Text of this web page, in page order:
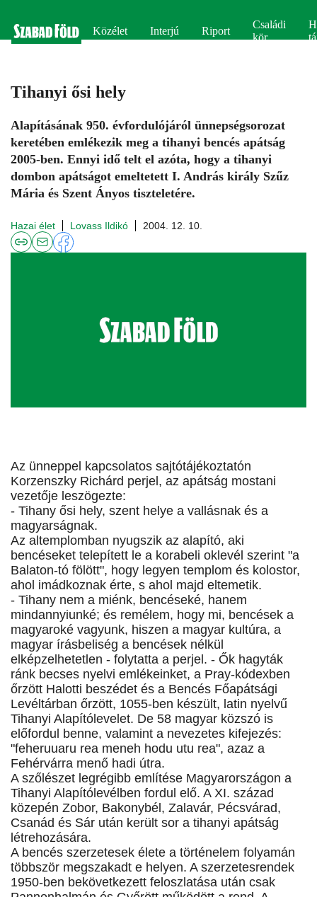
Közélet Interjú Riport
Családi
kör
Tihanyi ősi hely
Alapításának 950. évfordulójáról ünnepségsorozat
keretében emlékezik meg a tihanyi bencés apátság
2005-ben. Ennyi idő telt el azóta, hogy a tihanyi
dombon apátságot emeltetett I. András király Szűz
Mária és Szent Ányos tiszteletére.
Hazai élet Lovass Ildikó 2004. 12. 10.
Az ünneppel kapcsolatos sajtótájékoztatón
Korzenszky Richárd perjel, az apátság mostani
vezetője leszögezte:
- Tihany ősi hely, szent helye a vallásnak és a
magyarságnak.
Az altemplomban nyugszik az alapító, aki
bencéseket telepített le a korabeli oklevél szerint "a
Balaton-tó fölött", hogy legyen templom és kolostor,
ahol imádkoznak érte, s ahol majd eltemetik.
- Tihany nem a miénk, bencéseké, hanem
mindannyiunké; és remélem, hogy mi, bencések a
magyaroké vagyunk, hiszen a magyar kultúra, a
magyar írásbeliség a bencések nélkül
elképzelhetetlen - folytatta a perjel. - Ők hagyták
ránk becses nyelvi emlékeinket, a Pray-kódexben
őrzött Halotti beszédet és a Bencés Főapátsági
Levéltárban őrzött, 1055-ben készült, latin nyelvű
Tihanyi Alapítólevelet. De 58 magyar közszó is
előfordul benne, valamint a nevezetes kifejezés:
"feheruuaru rea meneh hodu utu rea", azaz a
Fehérvárra menő hadi útra.
A szőlészet legrégibb említése Magyarországon a
Tihanyi Alapítólevélben fordul elő. A XI. század
közepén Zobor, Bakonybél, Zalavár, Pécsvárad,
Csanád és Sár után került sor a tihanyi apátság
létrehozására.
A bencés szerzetesek élete a történelem folyamán
többször megszakadt e helyen. A szerzetesrendek
1950-ben bekövetkezett feloszlatása után csak